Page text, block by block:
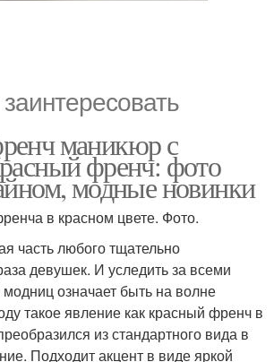
маникюр с
френч: фото
модные новинки
в красном цвете. Фото.
часть любого тщательно
девушек. И уследить за всеми
означает быть на волне
такое явление как красный френч в
из стандартного вида в
Подходит акцент в виде яркой